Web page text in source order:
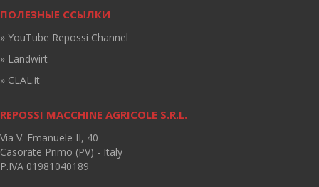
ПОЛЕЗНЫЕ ССЫЛКИ
» YouTube Repossi Channel
» Landwirt
» CLAL.it
REPOSSI MACCHINE AGRICOLE S.R.L.
Via V. Emanuele II, 40
Casorate Primo (PV) - Italy
P.IVA 01981040189